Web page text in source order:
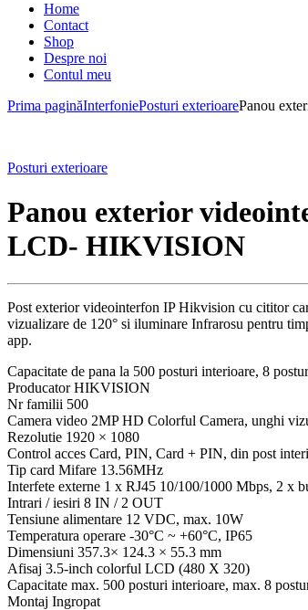
Home
Contact
Shop
Despre noi
Contul meu
Prima paginăInterfoniePosturi exterioarePanou
Posturi exterioare
Panou exterior
LCD- HIKVISION
Post exterior videointerfon IP Hikvision cu cititor
vizualizare de 120° si iluminare Infrarosu pentru
app.
Capacitate de pana la 500 posturi interioare, 8
Producator HIKVISION
Nr familii 500
Camera video 2MP HD Colorful Camera, unghi
Rezolutie 1920 × 1080
Control acces Card, PIN, Card + PIN, din post
Tip card Mifare 13.56MHz
Interfete externe 1 x RJ45 10/100/1000 Mbps, 2 x
Intrari / iesiri 8 IN / 2 OUT
Tensiune alimentare 12 VDC, max. 10W
Temperatura operare -30°C ~ +60°C, IP65
Dimensiuni 357.3× 124.3 × 55.3 mm
Afisaj 3.5-inch colorful LCD (480 X 320)
Capacitate max. 500 posturi interioare, max. 8
Montaj Ingropat